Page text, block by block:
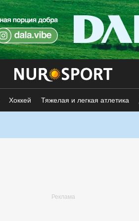
Хоккей Тяжелая и легкая атлетика